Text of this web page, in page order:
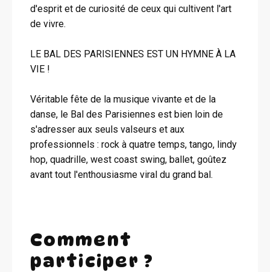
d'esprit et de curiosité de ceux qui cultivent l'art
de vivre.
LE BAL DES PARISIENNES EST UN HYMNE À LA
VIE !
Véritable fête de la musique vivante et de la
danse, le Bal des Parisiennes est bien loin de
s'adresser aux seuls valseurs et aux
professionnels : rock à quatre temps, tango, lindy
hop, quadrille, west coast swing, ballet, goûtez
avant tout l'enthousiasme viral du grand bal.
Comment
participer ?